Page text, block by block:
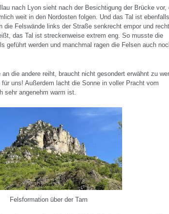
nach Lyon sieht nach der Besichtigung der Brücke vor,
weit in den Nordosten folgen. Und das Tal ist ebenfalls
die Felswände links der Straße senkrecht empor und
das Tal ist streckenweise extrem eng. So musste die
geführt werden und manchmal ragen die Felsen auch
die andere reiht, braucht nicht gesondert erwähnt zu
uns! Außerdem lacht die Sonne in voller Pracht vom
sehr angenehm warm ist.
Felsformation über der Tarn